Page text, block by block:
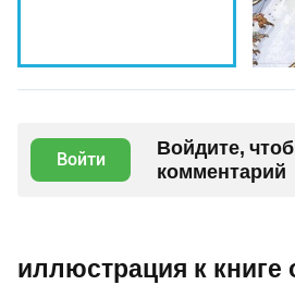
Войти
Войдите,
комментарий
иллюстрация к книге